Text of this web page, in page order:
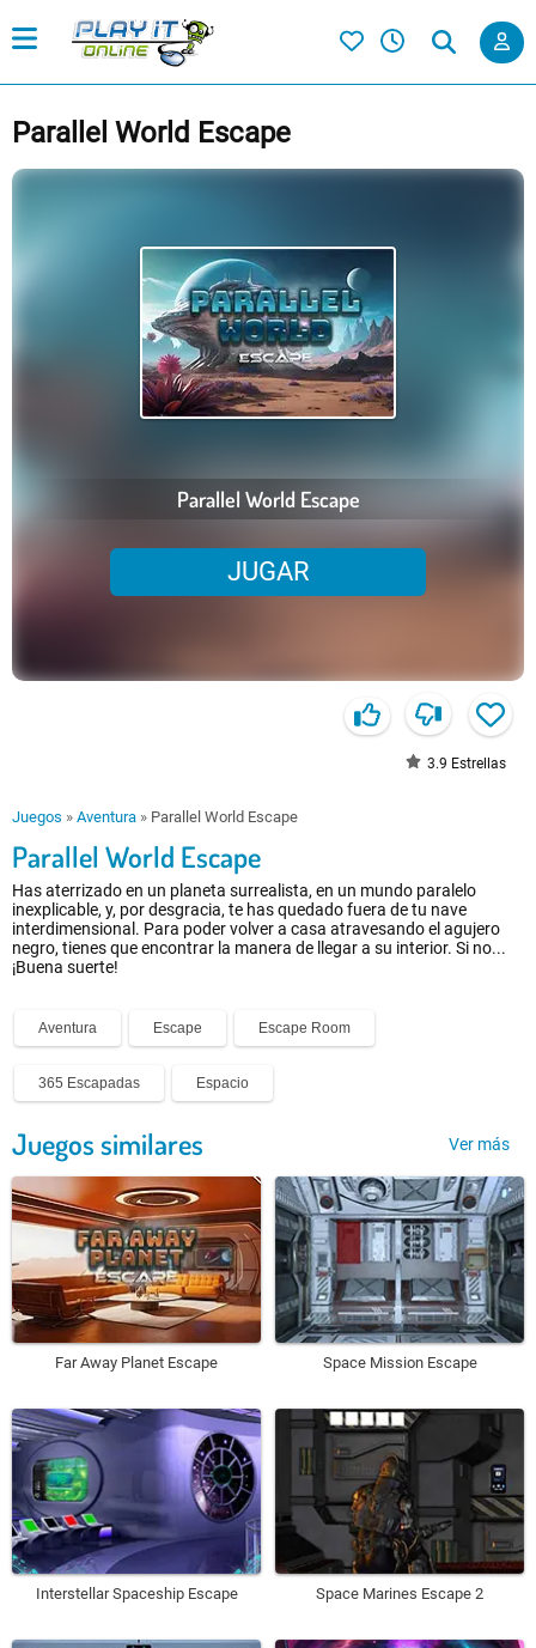
Parallel World Escape
Parallel World Escape
JUGAR
3.9 Estrellas
Juegos » Aventura » Parallel World Escape
Parallel World Escape
Has aterrizado en un planeta surrealista, en un mundo paralelo
inexplicable, y, por desgracia, te has quedado fuera de tu nave
interdimensional. Para poder volver a casa atravesando el agujero
negro, tienes que encontrar la manera de llegar a su interior. Si no...
¡Buena suerte!
Aventura Escape Escape Room
365 Escapadas Espacio
Juegos similares Ver más
Far Away Planet Escape Space Mission Escape
Interstellar Spaceship Escape Space Marines Escape 2